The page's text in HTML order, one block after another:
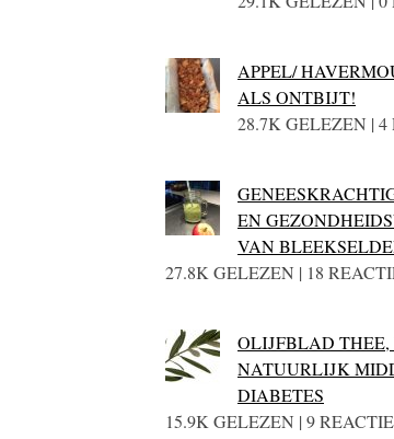
APPEL/
ALS ONTBIJT!
28.7K GELEZEN | 4
EN
VAN
27.8K GELEZEN | 18
OLIJFBLAD THEE,
NATUURLIJK
DIABETES
15.9K GELEZEN | 9